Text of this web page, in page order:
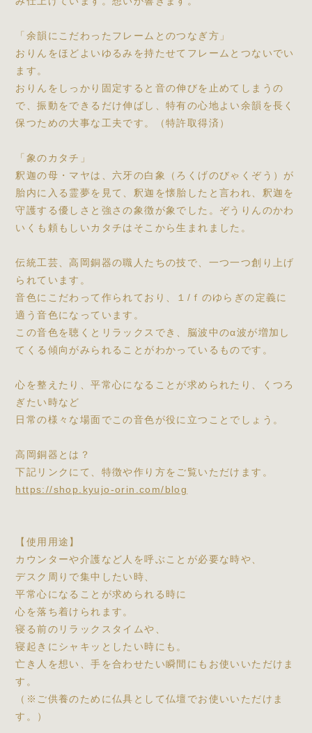
「余韻にこだわったフレームとのつなぎ方」
おりんをほどよいゆるみを持たせてフレームとつないでい
ます。
おりんをしっかり固定すると音の伸びを止めてしまうの
で、振動をできるだけ伸ばし、特有の心地よい余韻を長く
保つための大事な工夫です。（特許取得済）
「象のカタチ」
釈迦の母・マヤは、六牙の白象（ろくげのびゃくぞう）が
胎内に入る霊夢を見て、釈迦を懐胎したと言われ、釈迦を
守護する優しさと強さの象徴が象でした。ぞうりんのかわ
いくも頼もしいカタチはそこから生まれました。
伝統工芸、高岡銅器の職人たちの技で、一つ一つ創り上げ
られています。
音色にこだわって作られており、１/ｆのゆらぎの定義に
適う音色になっています。
この音色を聴くとリラックスでき、脳波中のα波が増加し
てくる傾向がみられることがわかっているものです。
心を整えたり、平常心になることが求められたり、くつろ
ぎたい時など
日常の様々な場面でこの音色が役に立つことでしょう。
高岡銅器とは？
下記リンクにて、特徴や作り方をご覧いただけます。
https://shop.kyujo-orin.com/blog
【使用用途】
カウンターや介護など人を呼ぶことが必要な時や、
デスク周りで集中したい時、
平常心になることが求められる時に
心を落ち着けられます。
寝る前のリラックスタイムや、
寝起きにシャキッとしたい時にも。
亡き人を想い、手を合わせたい瞬間にもお使いいただけま
す。
（※ご供養のために仏具として仏壇でお使いいただけま
す。）